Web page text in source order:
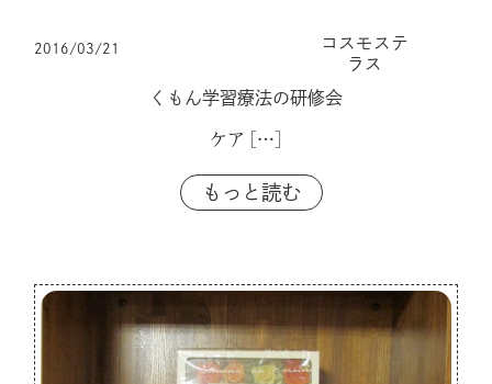
2016/03/21
コスモステ
ラス
くもん学習療法の研修会
ケア […]
もっと読む